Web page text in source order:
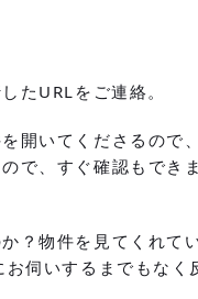
たURLをご連絡。
開いてくださるので
で、すぐ確認もでき
？物件を見てくれて
伺いするまでもなく